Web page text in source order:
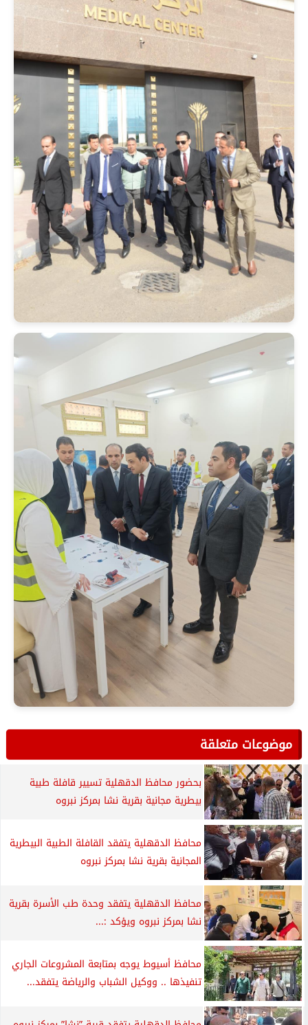
موضوعات متعلقة
بحضور محافظ الدقهلية تسيير قافلة طبية
بيطرية مجانية بقرية نشا بمركز نبروه
محافظ الدقهلية يتفقد القافلة الطبية البيطرية
المجانية بقرية نشا بمركز نبروه
محافظ الدقهلية يتفقد وحدة طب الأسرة بقرية
نشا بمركز نبروه ويؤكد :...
محافظ أسيوط يوجه بمتابعة المشروعات الجاري
تنفيذها .. ووكيل الشباب والرياضة يتفقد...